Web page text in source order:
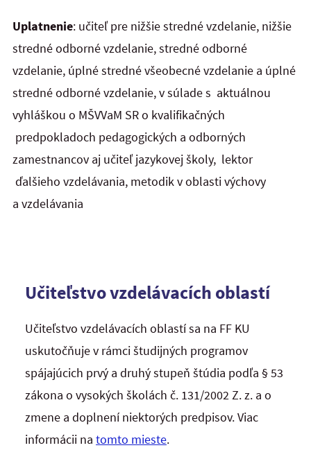
Uplatnenie: učiteľ pre nižšie stredné vzdelanie, nižšie
stredné odborné vzdelanie, stredné odborné
vzdelanie, úplné stredné všeobecné vzdelanie a úplné
stredné odborné vzdelanie, v súlade s aktuálnou
vyhláškou o MŠVVaM SR o kvalifikačných
predpokladoch pedagogických a odborných
zamestnancov aj učiteľ jazykovej školy, lektor
ďalšieho vzdelávania, metodik v oblasti výchovy
a vzdelávania
Učiteľstvo vzdelávacích oblastí
Učiteľstvo vzdelávacích oblastí sa na FF KU
uskutočňuje v rámci študijných programov
spájajúcich prvý a druhý stupeň štúdia podľa § 53
zákona o vysokých školách č. 131/2002 Z. z. a o
zmene a doplnení niektorých predpisov. Viac
informácii na tomto mieste.